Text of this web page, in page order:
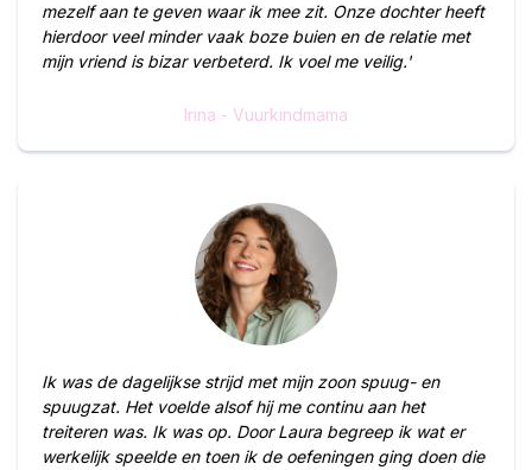
mezelf aan te geven waar ik mee zit. Onze dochter heeft
hierdoor veel minder vaak boze buien en de relatie met
mijn vriend is bizar verbeterd. Ik voel me veilig.'
Irina - Vuurkindmama
Ik was de dagelijkse strijd met mijn zoon spuug- en
spuugzat. Het voelde alsof hij me continu aan het
treiteren was. Ik was op. Door Laura begreep ik wat er
werkelijk speelde en toen ik de oefeningen ging doen die